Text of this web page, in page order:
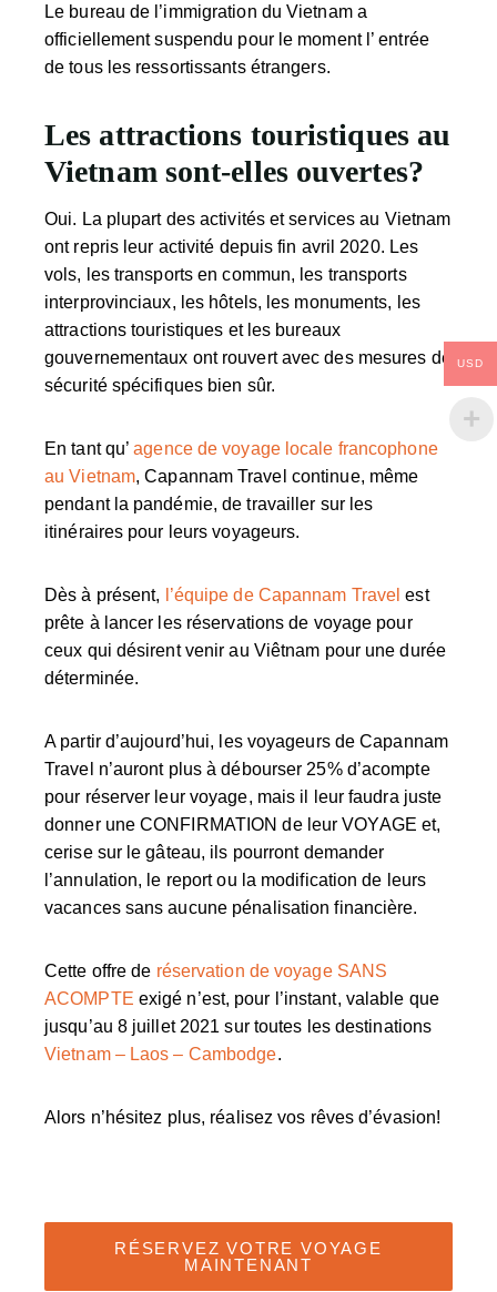
Le bureau de l’immigration du Vietnam a
officiellement suspendu pour le moment l’ entrée
de tous les ressortissants étrangers.
Les attractions touristiques au
Vietnam sont-elles ouvertes?
Oui. La plupart des activités et services au Vietnam
ont repris leur activité depuis fin avril 2020. Les
vols, les transports en commun, les transports
interprovinciaux, les hôtels, les monuments, les
attractions touristiques et les bureaux
gouvernementaux ont rouvert avec des mesures de
sécurité spécifiques bien sûr.
En tant qu’agence de voyage locale francophone
au Vietnam, Capannam Travel continue, même
pendant la pandémie, de travailler sur les
itinéraires pour leurs voyageurs.
Dès à présent, l’équipe de Capannam Travel est
prête à lancer les réservations de voyage pour
ceux qui désirent venir au Viêtnam pour une durée
déterminée.
A partir d’aujourd’hui, les voyageurs de Capannam
Travel n’auront plus à débourser 25% d’acompte
pour réserver leur voyage, mais il leur faudra juste
donner une CONFIRMATION de leur VOYAGE et,
cerise sur le gâteau, ils pourront demander
l’annulation, le report ou la modification de leurs
vacances sans aucune pénalisation financière.
Cette offre de réservation de voyage SANS
ACOMPTE exigé n’est, pour l’instant, valable que
jusqu’au 8 juillet 2021 sur toutes les destinations
Vietnam – Laos – Cambodge.
Alors n’hésitez plus, réalisez vos rêves d’évasion!
RÉSERVEZ VOTRE VOYAGE
MAINTENANT
USD